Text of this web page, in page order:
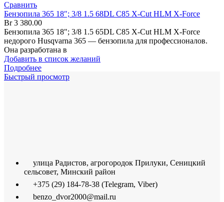
Сравнить
Бензопила 365 18″; 3/8 1.5 68DL C85 X-Cut HLM X-Force
Br3 380.00
Бензопила 365 18"; 3/8 1.5 65DL C85 X-Cut HLM X-Force
недорого Husqvarna 365 — бензопила для профессионалов.
Она разработана в
Добавить в список желаний
Подробнее
Быстрый просмотр
улица Радистов, агрогородок Прилуки, Сеницкий
сельсовет, Минский район
+375 (29) 184-78-38 (Telegram, Viber)
benzo_dvor2000@mail.ru